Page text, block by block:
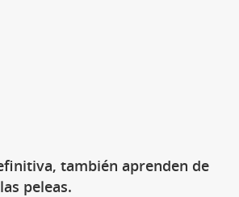
también aprenden de
peleas.